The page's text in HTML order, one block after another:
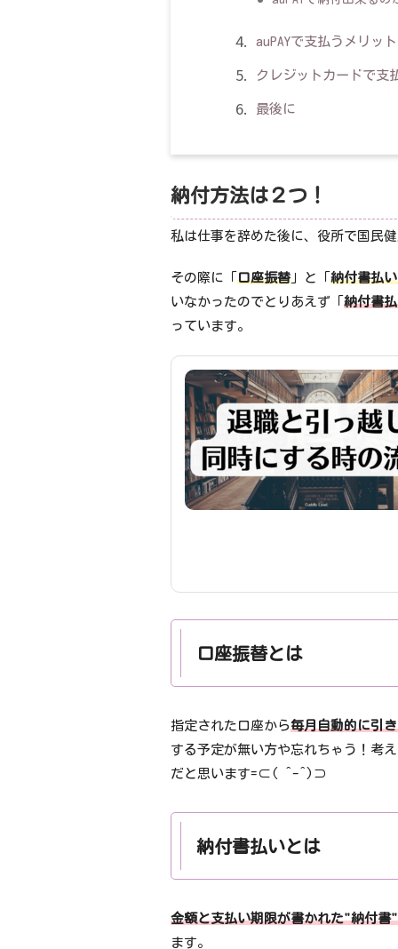
auPAYで支払うメリッ
クレジットカードで支
最後に
納付方法は２つ！
私は仕事を辞めた後に、役所で国民
その際に「 口座振替 」と「 納付書払い
いなかったのでとりあえず「 納付書
っています。
口座振替とは
指定された口座から毎月自動的に引
する予定が無い方や忘れちゃう！考
だと思います=⊂( ^-^)⊃
納付書払いとは
金額と支払い期限が書かれた"納付書
ます。